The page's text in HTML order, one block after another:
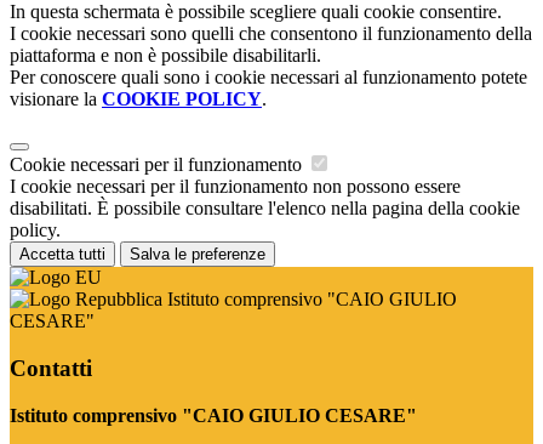
In questa schermata è possibile scegliere quali cookie consentire.
I cookie necessari sono quelli che consentono il funzionamento della
piattaforma e non è possibile disabilitarli.
Per conoscere quali sono i cookie necessari al funzionamento potete
visionare la COOKIE POLICY.
Cookie necessari per il funzionamento
I cookie necessari per il funzionamento non possono essere
disabilitati. È possibile consultare l'elenco nella pagina della cookie
policy.
Accetta tutti Salva le preferenze
Istituto comprensivo "CAIO GIULIO
CESARE"
Contatti
Istituto comprensivo "CAIO GIULIO CESARE"